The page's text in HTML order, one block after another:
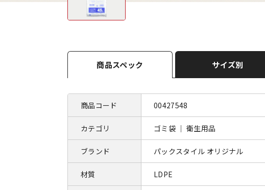
商品スペック サイズ別
商品コード 00427548
カテゴリ ゴミ袋 ｜ 衛生用品
ブランド パックスタイル オリジナル
材質 LDPE